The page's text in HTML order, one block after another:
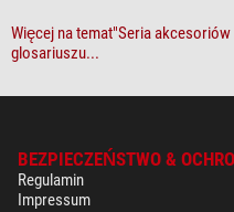
Więcej na temat"Seria
glosariuszu...
BEZPIECZEŃSTWO &
Regulamin
Impressum